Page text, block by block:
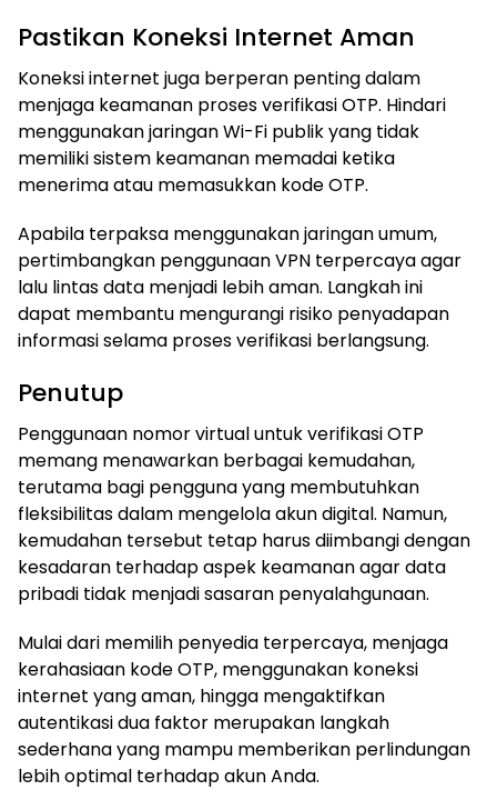
Pastikan Koneksi Internet Aman
Koneksi internet juga berperan penting dalam
menjaga keamanan proses verifikasi OTP. Hindari
menggunakan jaringan Wi-Fi publik yang tidak
memiliki sistem keamanan memadai ketika
menerima atau memasukkan kode OTP.
Apabila terpaksa menggunakan jaringan umum,
pertimbangkan penggunaan VPN terpercaya agar
lalu lintas data menjadi lebih aman. Langkah ini
dapat membantu mengurangi risiko penyadapan
informasi selama proses verifikasi berlangsung.
Penutup
Penggunaan nomor virtual untuk verifikasi OTP
memang menawarkan berbagai kemudahan,
terutama bagi pengguna yang membutuhkan
fleksibilitas dalam mengelola akun digital. Namun,
kemudahan tersebut tetap harus diimbangi dengan
kesadaran terhadap aspek keamanan agar data
pribadi tidak menjadi sasaran penyalahgunaan.
Mulai dari memilih penyedia terpercaya, menjaga
kerahasiaan kode OTP, menggunakan koneksi
internet yang aman, hingga mengaktifkan
autentikasi dua faktor merupakan langkah
sederhana yang mampu memberikan perlindungan
lebih optimal terhadap akun Anda.